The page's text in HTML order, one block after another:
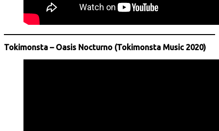
Tokimonsta – Oasis Nocturno (Tokimonsta Music 2020)